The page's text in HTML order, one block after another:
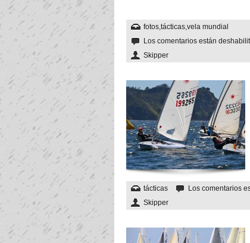
fotos,tácticas,vela mundial
Los comentarios están
Skipper
tácticas Los comentarios
Skipper